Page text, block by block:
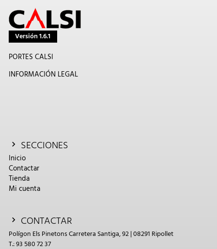
Versión 1.6.1
PORTES CALSI
INFORMACIÓN LEGAL
SECCIONES
Inicio
Contactar
Tienda
Mi cuenta
CONTACTAR
Polígon Els Pinetons Carretera Santiga, 92 | 08291 Ripollet
T.: 93 580 72 37